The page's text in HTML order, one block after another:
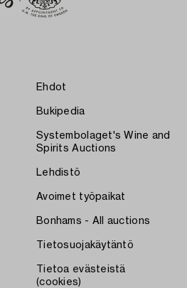
Ehdot
Bukipedia
Systembolaget's Wine and
Spirits Auctions
Lehdistö
Avoimet työpaikat
Bonhams - All auctions
Tietosuojakäytäntö
Tietoa evästeistä
(cookies)